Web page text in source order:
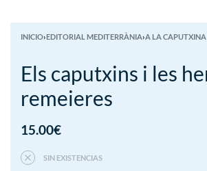
INICIO›EDITORIAL MEDITERRÀNIA›A LA CAPUTXINA
Els caputxins i les
remeieres
15.00€
SIN EXISTENCIAS